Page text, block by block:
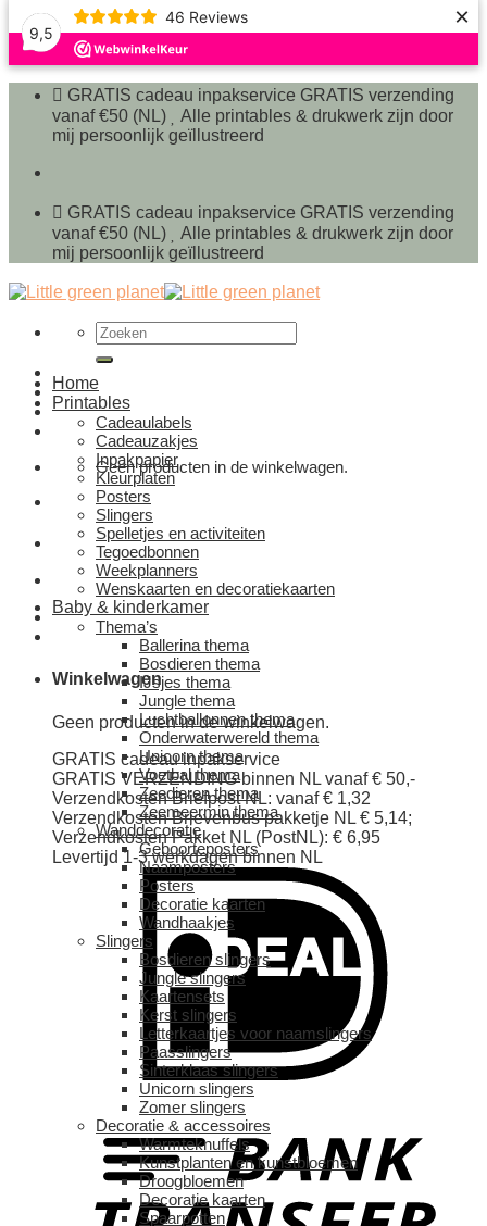
9,5
46 Reviews ×
Ga
naar
inhoud
GRATIS cadeau inpakservice GRATIS verzending
vanaf €50 (NL)
Alle printables & drukwerk zijn door
mij persoonlijk geïllustreerd
GRATIS cadeau inpakservice GRATIS verzending
vanaf €50 (NL)
Alle printables & drukwerk zijn door
mij persoonlijk geïllustreerd
Zoeken
naar:
Geen producten in de winkelwagen.
Winkelwagen
Geen producten in de winkelwagen.
GRATIS cadeau inpakservice
GRATIS VERZENDING binnen NL vanaf € 50,-
Verzendkosten Briefpost NL: vanaf € 1,32
Verzendkosten Brievenbus pakketje NL € 5,14;
Verzendkosten Pakket NL (PostNL): € 6,95
Levertijd 1-3 werkdagen binnen NL
Home
Printables
Cadeaulabels
Cadeauzakjes
Inpakpapier
Kleurplaten
Posters
Slingers
Spelletjes en activiteiten
Tegoedbonnen
Weekplanners
Wenskaarten en decoratiekaarten
Baby & kinderkamer
Thema’s
Ballerina thema
Bosdieren thema
IJsjes thema
Jungle thema
Luchtballonnen thema
Onderwaterwereld thema
Unicorn thema
Voetbal thema
Zeedieren thema
Zeemeermin thema
Wanddecoratie
Geboorteposters
Naamposters
Posters
Decoratie kaarten
Wandhaakjes
Slingers
Bosdieren slingers
Jungle slingers
Kaartensets
Kerst slingers
Letterkaartjes voor naamslingers
Paasslingers
Sinterklaas slingers
Unicorn slingers
Zomer slingers
Decoratie & accessoires
Warmteknuffels
Kunstplanten en kunstbloemen
Droogbloemen
Decoratie kaarten
Spaarpotten